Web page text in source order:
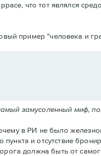
что тот являлся
пример "человека и
замусоленный миф,
в РИ не было
и отсутствие
должна быть от